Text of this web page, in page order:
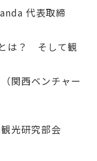
代表取締
は？ そして観
西ベンチャー
光研究部会